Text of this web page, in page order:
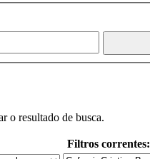
o resultado de busca.
Filtros correntes: